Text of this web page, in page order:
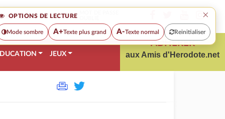
OPTIONS DE LECTURE ×
Mode sombre A+Texte plus grand A-Texte normal Reinitialiser
JEUX
ADHÉRER
aux Amis d'Herodote.net